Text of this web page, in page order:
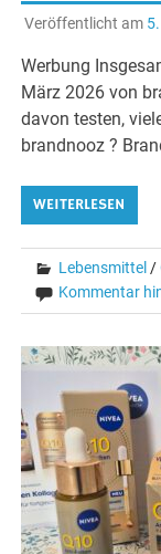
Veröffentlicht am
Werbung
März 2026 von
davon testen,
brandnooz ?
WEITERLESEN
Lebensmittel /
Kommentar